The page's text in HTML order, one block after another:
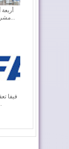
مشروع قانون الما...
فيفا